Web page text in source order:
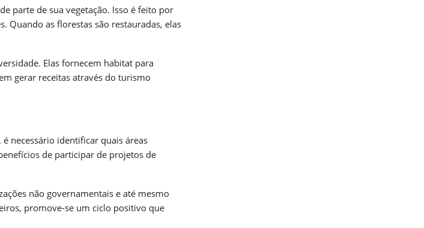
parte de sua vegetação. Isso é feito por
Quando as florestas são restauradas, elas
Elas fornecem habitat para
gerar receitas através do turismo
necessário identificar quais áreas
de participar de projetos de
não governamentais e até mesmo
promove-se um ciclo positivo que